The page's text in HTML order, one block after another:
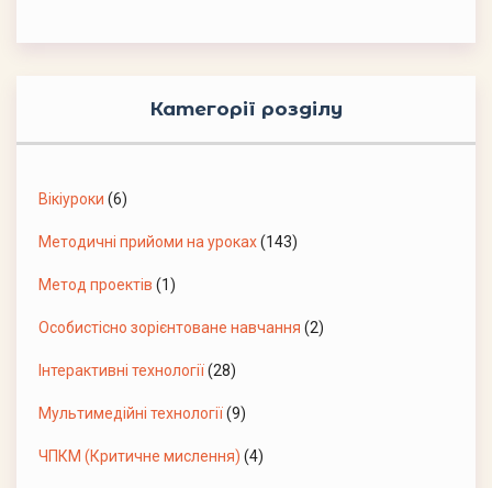
Категорії розділу
Вікіуроки (6)
Методичні прийоми на уроках(143)
Метод проектів (1)
Особистісно зорієнтоване навчання (2)
Інтерактивні технології(28)
Мультимедійні технології(9)
ЧПКМ (Критичне мислення) (4)